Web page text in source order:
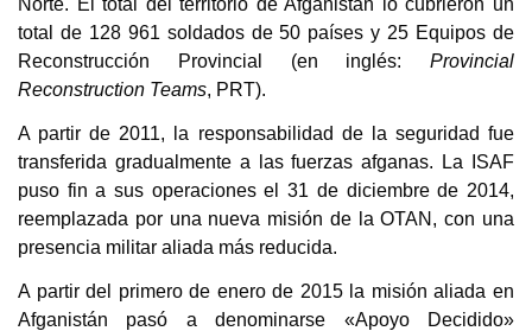
total de 128 961 soldados de 50 países y 25 Equipos de
Reconstrucción Provincial (en inglés: Provincial
Reconstruction Teams, PRT).
A partir de 2011, la responsabilidad de la seguridad fue
transferida gradualmente a las fuerzas afganas. La ISAF
puso fin a sus operaciones el 31 de diciembre de 2014,
reemplazada por una nueva misión de la OTAN, con una
presencia militar aliada más reducida.
A partir del primero de enero de 2015 la misión aliada en
Afganistán pasó a denominarse «Apoyo Decidido»